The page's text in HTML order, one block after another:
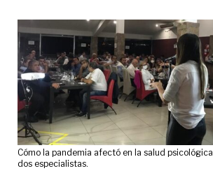
Cómo la pandemia afectó en la salud
dos especialistas.